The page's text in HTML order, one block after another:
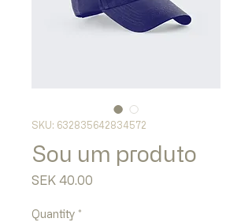
SKU: 632835642834572
Sou um produto
SEK 40.00
Quantity *